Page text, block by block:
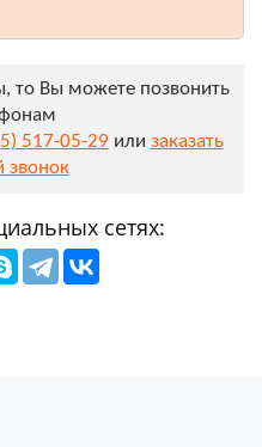
то Вы можете позвонить
517-05-29 или заказать
звонок
сетях: